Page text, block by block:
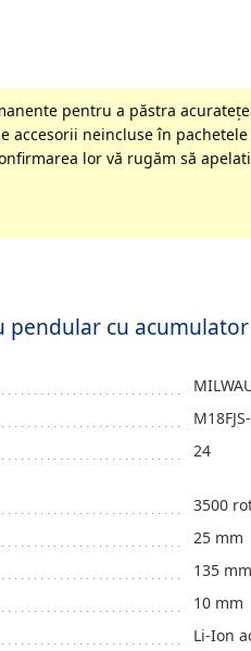
pentru a păstra
accesorii neincluse în
lor vă rugăm să
cu acumulator
24
3500
25 mm
135 mm
10 mm
Li-Ion